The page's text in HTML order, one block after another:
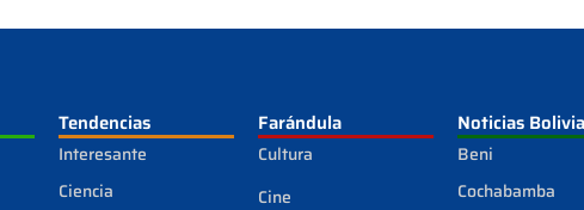
Tendencias
Interesante
Ciencia
Farándula
Cultura
Cine
Noticias Bolivia
Beni
Cochabamba